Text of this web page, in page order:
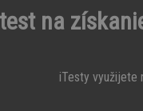
na
iTesty využijete